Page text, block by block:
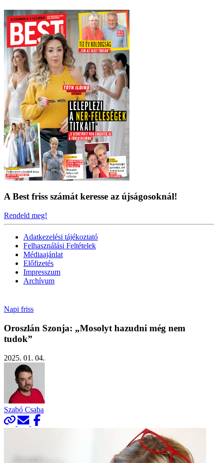
A Best friss számát keresse az újságosoknál!
Rendeld meg!
Adatkezelési tájékoztató
Felhasználási Feltételek
Médiaajánlat
Előfizetés
Impresszum
Archívum
Napi friss
Oroszlán Szonja: „Mosolyt hazudni még nem
tudok”
2025. 01. 04.
Szabó Csaba